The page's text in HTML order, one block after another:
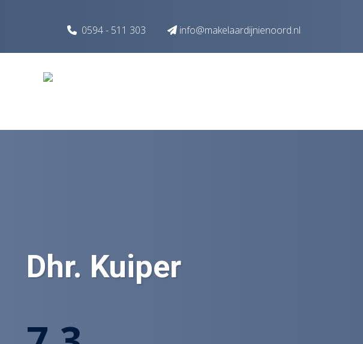
0594 - 511 303
info@makelaardijnienoord.nl
Dhr. Kuiper